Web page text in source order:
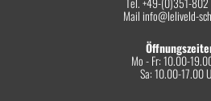
Mail info@leliveld-
Mo - Fr: 10.00-
Sa: 10.00-17.00